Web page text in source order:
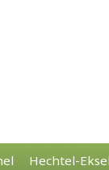
Hechtel-